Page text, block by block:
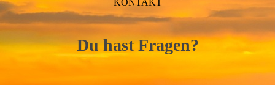
Du hast Fragen?